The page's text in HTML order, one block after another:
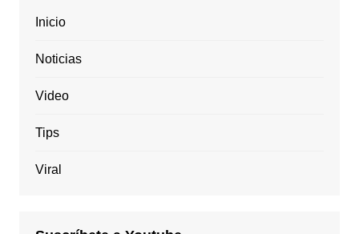
Inicio
Noticias
Video
Tips
Viral